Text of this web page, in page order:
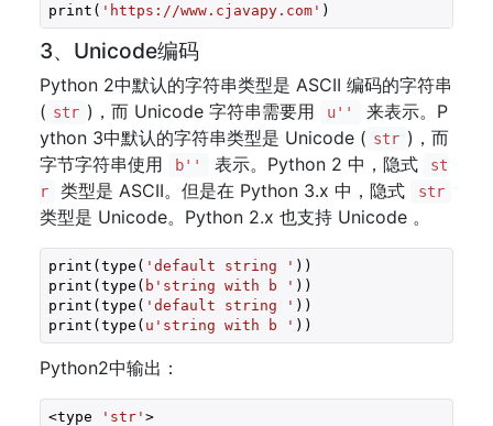
print( 'https://www.cjavapy.com' )
3、Unicode编码
Python 2中默认的字符串类型是 ASCII 编码的字符串
( str )，而 Unicode 字符串需要用 u''
来表示。P
ython 3中默认的字符串类型是 Unicode ( str )，而
字节字符串使用
b'' 表示。Python 2 中，隐式
st
r
类型是 ASCII。但是在 Python 3.x 中，隐式 str
类型是 Unicode。Python 2.x 也支持 Unicode 。
print(type( 'default string ' ))
print(type( b'string with b ' ))
print(type( 'default string ' ))
print(type( u'string with b ' ))
Python2中输出：
<type 'str' >